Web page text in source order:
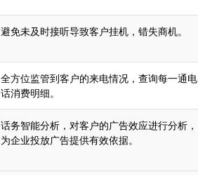
避免未及时接听导致客户挂机，错失商机。
全方位监管到客户的来电情况，查询每一通电
话消费明细。
话务智能分析，对客户的广告效应进行分析，
为企业投放广告提供有效依据。